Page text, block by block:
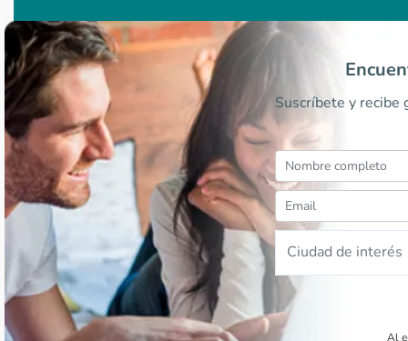
Suscríbete y recibe
Ciudad de interés
Al